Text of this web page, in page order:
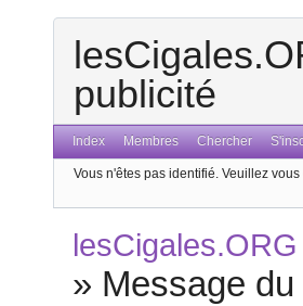
publicité
Index Membres Chercher
Vous n'êtes pas identifié. Veuillez vous
» Message